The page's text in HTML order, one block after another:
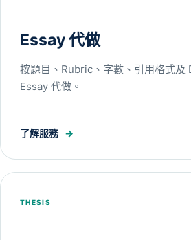
Essay 代做
按題目、Rubric、字數、引用格式及
Essay 代做。
了解服務 →
THESIS